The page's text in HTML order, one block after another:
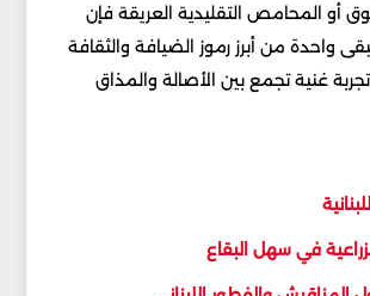
أو المحامص التقليدية العريقة فإن
تبقى واحدة من أبرز رموز الضيافة والثقافة
غنية تجمع بين الأصالة والمذاق
في سهل البقاع